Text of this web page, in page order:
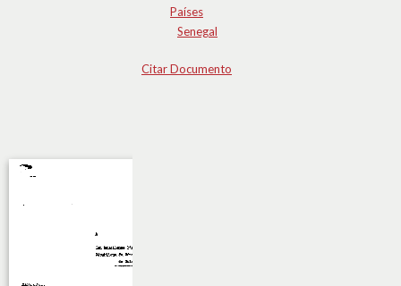
Países
Senegal
Citar Documento